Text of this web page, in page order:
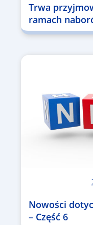
Trwa
ramach
Nowości
– Część 6